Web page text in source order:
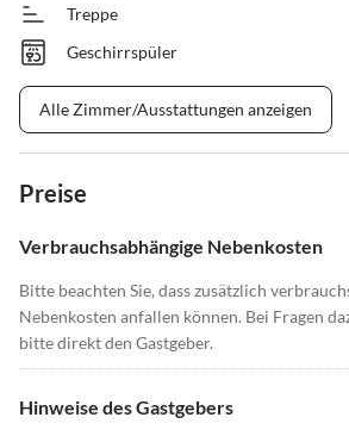
Treppe
Geschirrspüler
Alle Zimmer/Ausstattungen anzeigen
Preise
Verbrauchsabhängige Nebenkosten
Bitte beachten Sie, dass zusätzlich
Nebenkosten anfallen können. Bei Fragen
bitte direkt den Gastgeber.
Hinweise des Gastgebers